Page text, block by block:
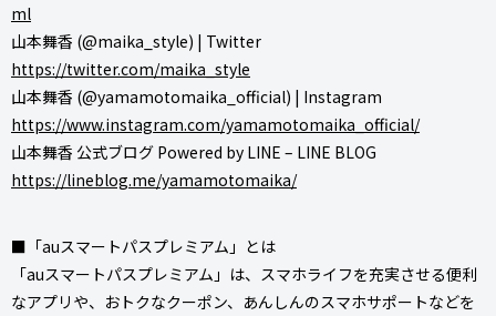
ml
山本舞香 (@maika_style) | Twitter
https://twitter.com/maika_style
山本舞香 (@yamamotomaika_official) | Instagram
https://www.instagram.com/yamamotomaika_official/
山本舞香 公式ブログ Powered by LINE – LINE BLOG
https://lineblog.me/yamamotomaika/
■「auスマートパスプレミアム」とは
「auスマートパスプレミアム」は、スマホライフを充実させる便利
なアプリや、おトクなクーポン、あんしんのスマホサポートなどを